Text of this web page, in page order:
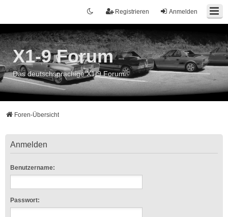
Anmelden
Registrieren
X1-9 Forum
Das deutschsprachige X1/9 Forum
Foren-Übersicht
Anmelden
Benutzername:
Passwort: